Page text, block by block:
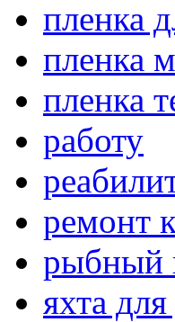
пленка
пленка
пленка
работу
ремонт
рыбный
яхта